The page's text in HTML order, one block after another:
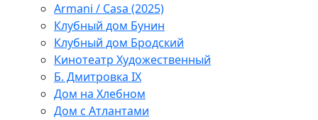
Armani / Casa (2025)
Клубный дом Бунин
Клубный дом Бродский
Кинотеатр Художественный
Б. Дмитровка IX
Дом на Хлебном
Дом с Атлантами